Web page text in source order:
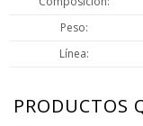
Peso
Línea
PRODUCTOS